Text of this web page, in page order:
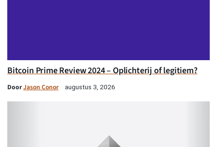
Bitcoin Prime Review 2024 – Oplichterij of legitiem?
DoorJason Conor augustus 3, 2026